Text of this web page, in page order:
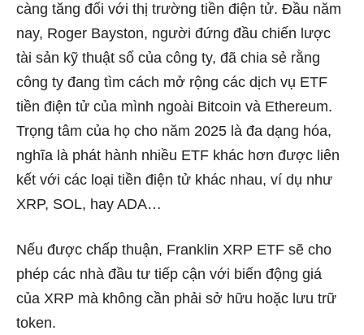
càng tăng đối với thị trường tiền điện tử. Đầu năm
nay, Roger Bayston, người đứng đầu chiến lược
tài sản kỹ thuật số của công ty, đã chia sẻ rằng
công ty đang tìm cách mở rộng các dịch vụ ETF
tiền điện tử của mình ngoài Bitcoin và Ethereum.
Trọng tâm của họ cho năm 2025 là đa dạng hóa,
nghĩa là phát hành nhiều ETF khác hơn được liên
kết với các loại tiền điện tử khác nhau, ví dụ như
XRP, SOL, hay ADA…
Nếu được chấp thuận, Franklin XRP ETF sẽ cho
phép các nhà đầu tư tiếp cận với biến động giá
của XRP mà không cần phải sở hữu hoặc lưu trữ
token.